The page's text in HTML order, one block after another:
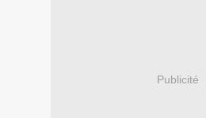
Publicité